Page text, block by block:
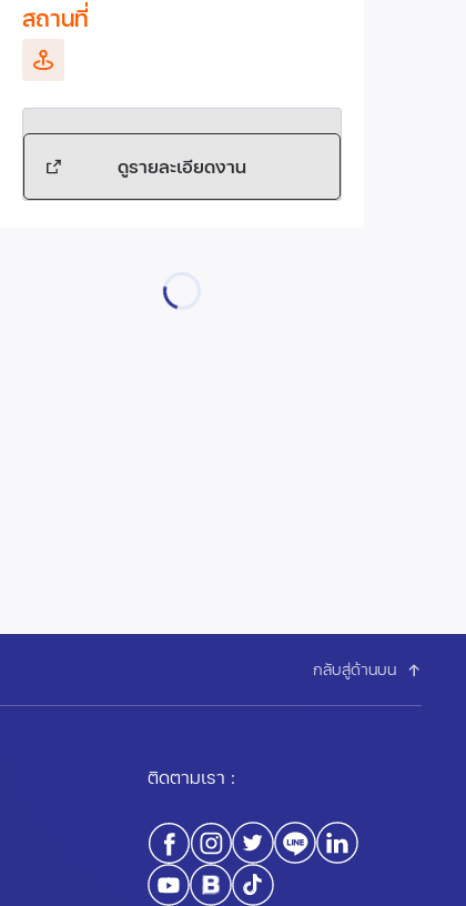
สถานที่
ดูรายละเอียดงาน
กลับสู่ด้านบน
ติดตามเรา :